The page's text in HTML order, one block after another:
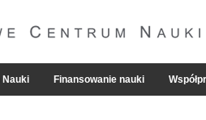
Nauki Finansowanie nauki